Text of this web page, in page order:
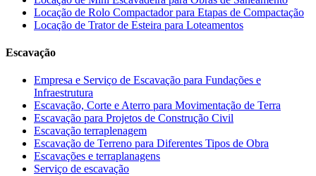
Locação de Rolo Compactador para Etapas de Compactação
Locação de Trator de Esteira para Loteamentos
Escavação
Empresa e Serviço de Escavação para Fundações e
Infraestrutura
Escavação, Corte e Aterro para Movimentação de Terra
Escavação para Projetos de Construção Civil
Escavação terraplenagem
Escavação de Terreno para Diferentes Tipos de Obra
Escavações e terraplanagens
Serviço de escavação